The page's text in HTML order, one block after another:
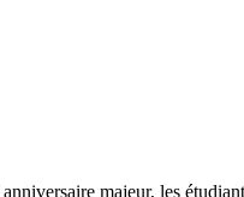
majeur, les